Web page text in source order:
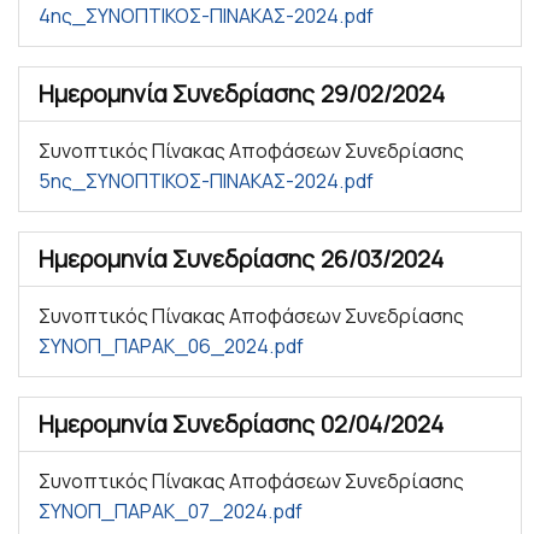
4ης_ΣΥΝΟΠΤΙΚΟΣ-ΠΙΝΑΚΑΣ-2024.pdf
Ημερομηνία Συνεδρίασης 29/02/2024
Συνοπτικός Πίνακας Αποφάσεων Συνεδρίασης
5ης_ΣΥΝΟΠΤΙΚΟΣ-ΠΙΝΑΚΑΣ-2024.pdf
Ημερομηνία Συνεδρίασης 26/03/2024
Συνοπτικός Πίνακας Αποφάσεων Συνεδρίασης
ΣΥΝΟΠ_ΠΑΡΑΚ_06_2024.pdf
Ημερομηνία Συνεδρίασης 02/04/2024
Συνοπτικός Πίνακας Αποφάσεων Συνεδρίασης
ΣΥΝΟΠ_ΠΑΡΑΚ_07_2024.pdf